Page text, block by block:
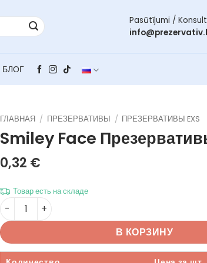
Pasūtījumi /
БЛОГ
ГЛАВНАЯ / ПРЕЗЕРВАТИВЫ / ПРЕЗЕРВАТИВЫ EXS
Smiley Face
0,32 €
Товар есть на складе
Количество товара Smiley Face
В КОРЗИНУ